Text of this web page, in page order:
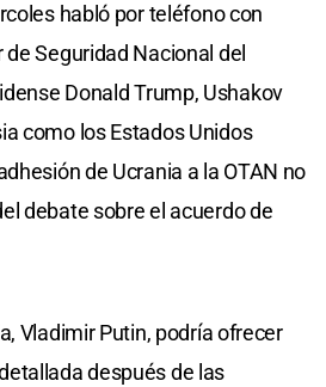
habló por teléfono con
Seguridad Nacional del
Donald Trump, Ushakov
como los Estados Unidos
de Ucrania a la OTAN no
debate sobre el acuerdo de
Vladimir Putin, podría ofrecer
después de las